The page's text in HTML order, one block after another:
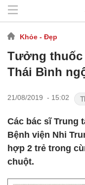
Khỏe - Đẹp
Tưởng thuốc
Thái Bình
21/08/2019 - 15:02
Các bác sĩ Trung
Bệnh viện Nhi
hợp 2 trẻ trong
chuột.